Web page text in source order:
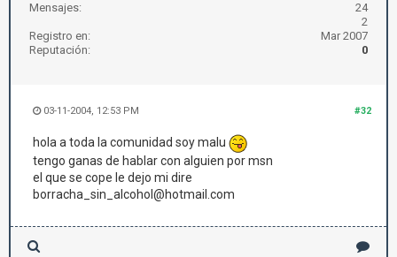
Mensajes:
24
2
Registro en:
Mar 2007
Reputación:
0
#32
03-11-2004, 12:53 PM
hola a toda la comunidad soy malu
tengo ganas de hablar con alguien por msn
el que se cope le dejo mi dire
borracha_sin_alcohol@hotmail.com